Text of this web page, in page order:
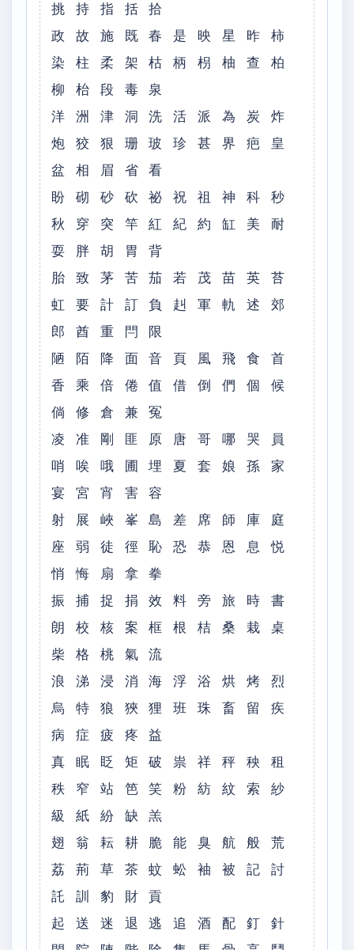
挑 持 指 括 拾
政 故 施 既 春 是 映 星 昨 柿
染 柱 柔 架 枯 柄 枴 柚 查 柏
柳 枱 段 毒 泉
洋 洲 津 洞 洗 活 派 為 炭 炸
炮 狡 狠 珊 玻 珍 甚 界 疤 皇
盆 相 眉 省 看
盼 砌 砂 砍 祕 祝 祖 神 科 秒
秋 穿 突 竿 紅 紀 約 缸 美 耐
耍 胖 胡 胃 背
胎 致 茅 苦 茄 若 茂 苗 英 苔
虹 要 計 訂 負 赳 軍 軌 述 郊
郎 酋 重 閂 限
陋 陌 降 面 音 頁 風 飛 食 首
香 乘 倍 倦 值 借 倒 們 個 候
倘 修 倉 兼 冤
凌 准 剛 匪 原 唐 哥 哪 哭 員
哨 唉 哦 圃 埋 夏 套 娘 孫 家
宴 宮 宵 害 容
射 展 峽 峯 島 差 席 師 庫 庭
座 弱 徒 徑 恥 恐 恭 恩 息 悦
悄 悔 扇 拿 拳
振 捕 捉 捐 效 料 旁 旅 時 書
朗 校 核 案 框 根 桔 桑 栽 桌
柴 格 桃 氣 流
浪 涕 浸 消 海 浮 浴 烘 烤 烈
烏 特 狼 狹 狸 班 珠 畜 留 疾
病 症 疲 疼 益
真 眠 眨 矩 破 祟 祥 秤 秧 租
秩 窄 站 笆 笑 粉 紡 紋 索 紗
級 紙 紛 缺 羔
翅 翁 耘 耕 脆 能 臭 航 般 荒
荔 荊 草 茶 蚊 蚣 袖 被 記 討
託 訓 豹 財 貢
起 送 迷 退 逃 追 酒 配 釘 針